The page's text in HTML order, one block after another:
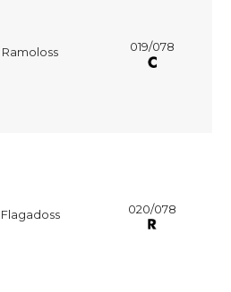
Ramoloss 019/078
Flagadoss 020/078